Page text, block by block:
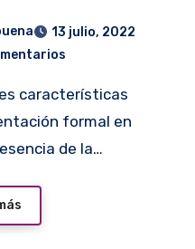
13 julio, 2022
formal en
de la…